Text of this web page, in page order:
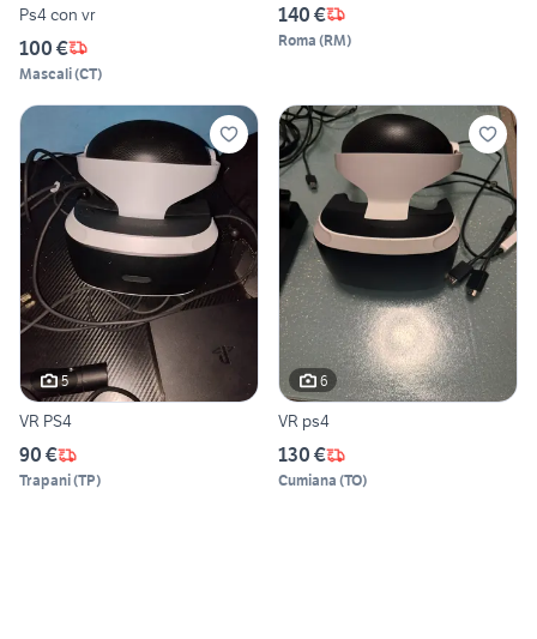
Ps4 con vr
100 €
Mascali(CT)
140 €
Roma (RM)
5
VR PS4
90 €
Trapani(TP)
6
VR ps4
130 €
Cumiana (TO)